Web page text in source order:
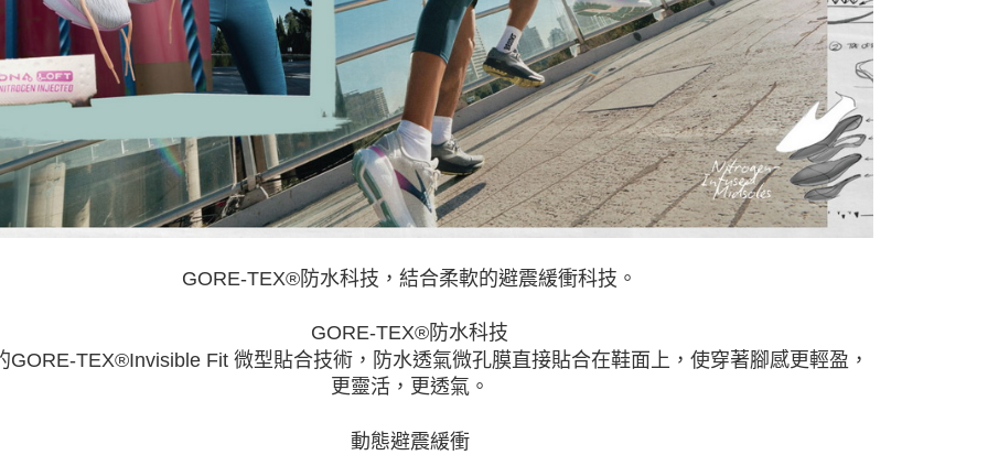
GORE‑TEX®防水科技，結合柔軟的避震緩衝科技。
GORE-TEX®防水科技
GORE-TEX®Invisible Fit 微型貼合技術，防水透氣微孔膜直接貼合在鞋面上，使穿著腳感更輕盈，
更靈活，更透氣。
動態避震緩衝